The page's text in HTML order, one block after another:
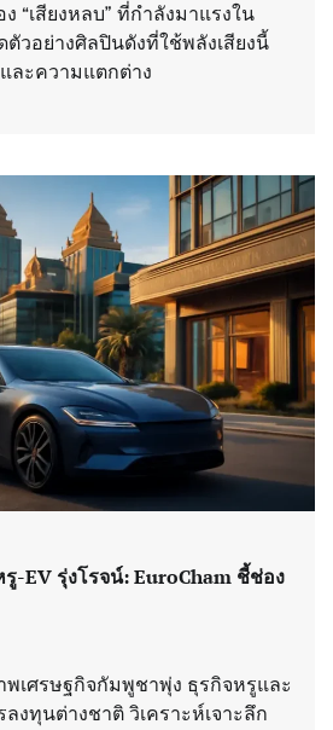
“เสียงหลบ” ที่กำลังมาแรงใน
ตัวอย่างศิลปินดังที่ใช้พลังเสียงนี้
ละความแตกต่าง
-EV รุ่งโรจน์: EuroCham ชี้ช่อง
พเศรษฐกิจกัมพูชาพุ่ง ธุรกิจหรูและ
ลงทุนต่างชาติ วิเคราะห์เจาะลึก